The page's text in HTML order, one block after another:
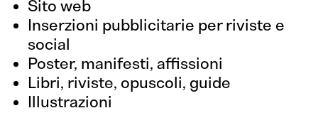
Sito web
Inserzioni pubblicitarie per riviste e
social
Poster, manifesti, affissioni
Libri, riviste, opuscoli, guide
Illustrazioni